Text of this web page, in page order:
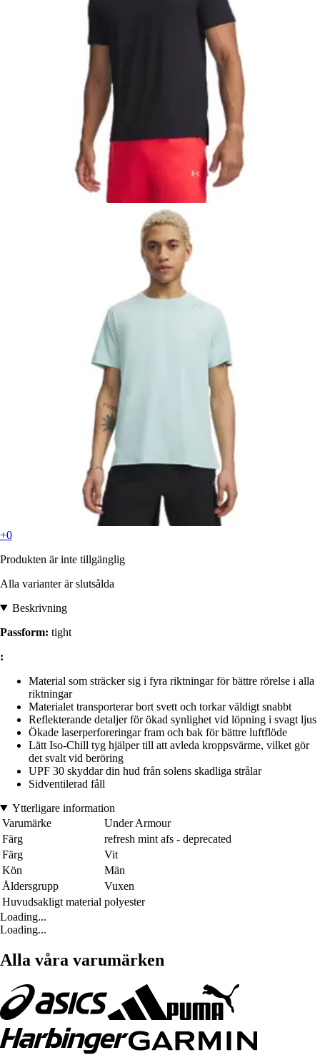
+0
Produkten är inte tillgänglig
Alla varianter är slutsålda
Beskrivning
Passform: tight
:
Material som sträcker sig i fyra riktningar för bättre rörelse i alla
riktningar
Materialet transporterar bort svett och torkar väldigt snabbt
Reflekterande detaljer för ökad synlighet vid löpning i svagt ljus
Ökade laserperforeringar fram och bak för bättre luftflöde
Lätt Iso-Chill tyg hjälper till att avleda kroppsvärme, vilket gör
det svalt vid beröring
UPF 30 skyddar din hud från solens skadliga strålar
Sidventilerad fåll
Ytterligare information
Varumärke
Under Armour
Färg
refresh mint afs - deprecated
Färg
Vit
Kön
Män
Åldersgrupp
Vuxen
Huvudsakligt material polyester
Loading...
Loading...
Alla våra varumärken